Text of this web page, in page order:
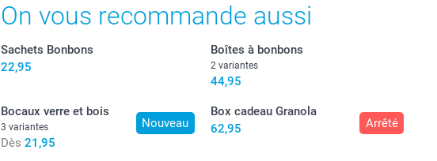
On vous recommande aussi
Sachets Bonbons
22,95
Boîtes à bonbons
2 variantes
44,95
Nouveau
Bocaux verre et bois
3 variantes
Dès 21,95
Arrêté
Box cadeau Granola
62,95